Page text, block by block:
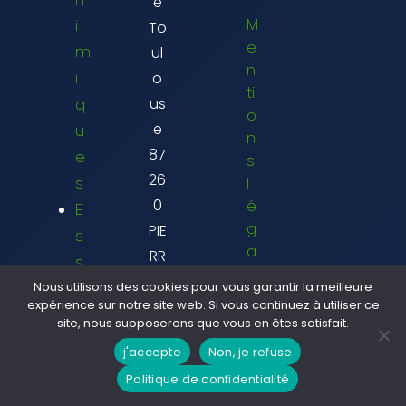
i
m
i
q
u
e
s
E
s
s
u
y
To
ul
o
us
e
87
26
0
PIE
RR
E
BU
FFI
ER
E
M
e
n
ti
o
n
s
l
é
g
a
e
s
C
G
Nous utilisons des cookies pour vous garantir la meilleure
expérience sur notre site web. Si vous continuez à utiliser ce
site, nous supposerons que vous en êtes satisfait.
j'accepte
Non, je refuse
Politique de confidentialité